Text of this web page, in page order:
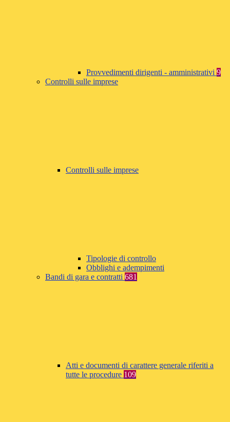
Provvedimenti dirigenti - amministrativi 9
Controlli sulle imprese
Controlli sulle imprese
Tipologie di controllo
Obblighi e adempimenti
Bandi di gara e contratti 681
Atti e documenti di carattere generale riferiti a
tutte le procedure 109